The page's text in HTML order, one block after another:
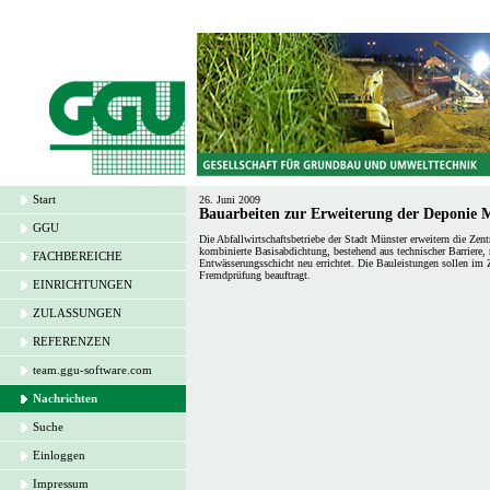
Start
GGU
FACHBEREICHE
EINRICHTUNGEN
ZULASSUNGEN
REFERENZEN
team.ggu-software.com
Nachrichten
Suche
Einloggen
Impressum
26. Juni 2009
Bauarbeiten zur Erweiterung der Deponie
Die Abfallwirtschaftsbetriebe der Stadt Münster erweitern die
kombinierte Basisabdichtung, bestehend aus technischer
Entwässerungsschicht neu errichtet. Die Bauleistungen sollen
Fremdprüfung beauftragt.